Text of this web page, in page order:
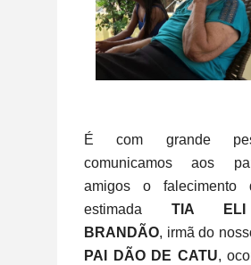
É com grande
comunicamos aos
amigos o falecimento
estimada TIA ELI
BRANDÃO, irmã do
PAI DÃO DE CATU,